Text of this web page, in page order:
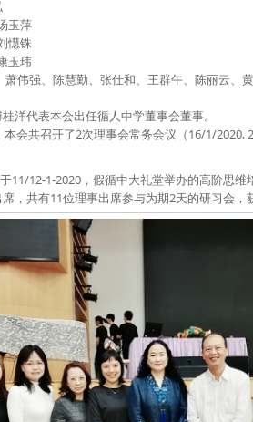
玉萍
懳铢
玉玮
萧伟强、陈慧勤、张仕和、王群午、陈丽云、
洋代表本会出任循人中学董事会董事。
会共召开了2次理事会常务会议（16/1/2020,
11/12-1-2020，假循中大礼堂举办的高阶思
，共有11位理事出席参与为期2天的研习会，